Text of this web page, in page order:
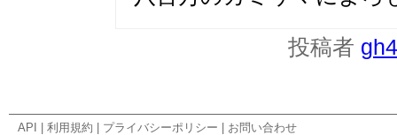
投稿者
API 利用規約 プライバシーポリシー お問い合わせ